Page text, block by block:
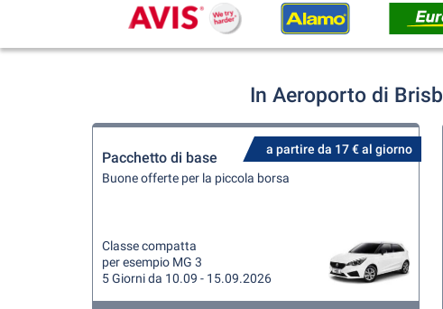
In Aeroporto di
a partire da 17 € al giorno
Pacchetto di base
Buone offerte per la piccola borsa
Classe compatta
per esempio MG 3
5 Giorni da 10.09 - 15.09.2026